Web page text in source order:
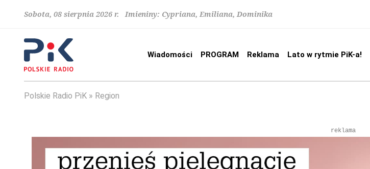
Sobota, 08 sierpnia 2026 r. Imieniny: Cypriana, Emiliana, Dominika
Wiadomości PROGRAM Reklama Lato w rytmie PiK-a!
Polskie Radio PiK Region
reklama